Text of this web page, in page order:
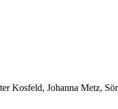
Kosfeld, Johanna Metz,